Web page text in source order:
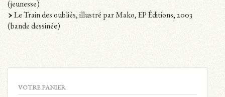
(jeunesse)
Le Train des oubliés, illustré par Mako, EP Éditions, 2003
(bande dessinée)
VOTRE PANIER